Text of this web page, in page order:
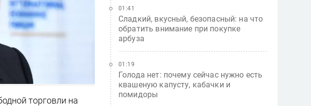
торговли на
Сладкий, вкусный, безопасный: на что
обратить внимание при покупке
арбуза
01:41
Голода нет: почему сейчас нужно есть
квашеную капусту, кабачки и
помидоры
01:19